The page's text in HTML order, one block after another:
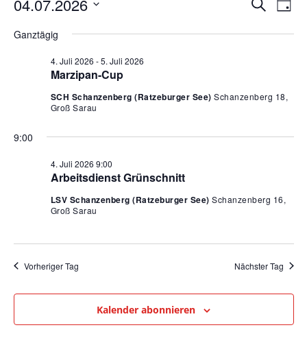
für
2026
Suche
SucheTag
wählen.
Ganztägig
Marzipan-Cup
4. Juli 2026 -5. Juli 2026
SCH Schanzenberg (Ratzeburger See) Schanzenberg 18,
Groß Sarau
9:00
Arbeitsdienst Grünschnitt
4. Juli 2026 9:00
LSV Schanzenberg (Ratzeburger See) Schanzenberg 16,
Groß Sarau
Vorheriger Tag Nächster Tag
Kalender abonnieren